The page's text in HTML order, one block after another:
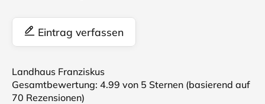
Eintrag verfassen
Landhaus Franziskus
Gesamtbewertung: 4.99 von 5 Sternen (basierend auf
70 Rezensionen)